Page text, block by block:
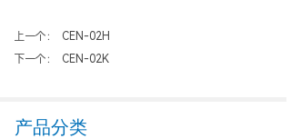
上一个：
CEN-02H
下一个：
CEN-02K
产品分类